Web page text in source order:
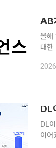
올해
대한
이어
DL
DL
이어